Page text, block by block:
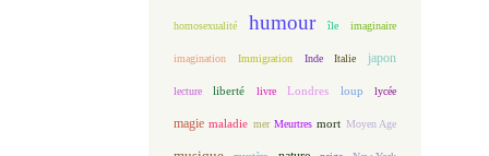
homosexualité humour île imaginaire
imagination Immigration Inde Italie japon
lecture liberté livre Londres loup lycée
magie maladie mer Meurtres mort Moyen Age